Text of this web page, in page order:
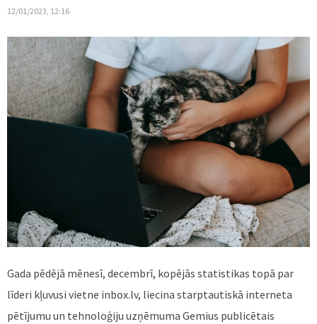
12/01/2023, 12:16
Gada pēdējā mēnesī, decembrī, kopējās statistikas topā par
līderi kļuvusi vietne inbox.lv, liecina starptautiskā interneta
pētījumu un tehnoloģiju uzņēmuma Gemius publicētais